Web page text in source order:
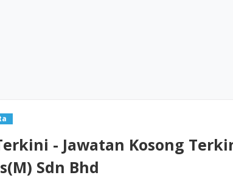
- Jawatan Kosong
Sdn Bhd